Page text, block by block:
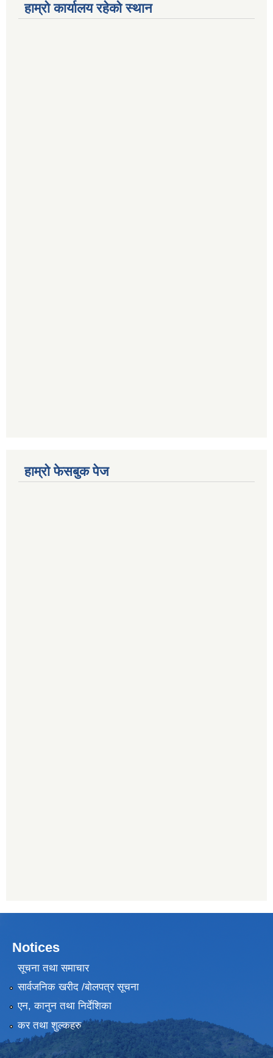
हाम्रो कार्यालय रहेको स्थान
हाम्रो फेसबुक पेज
Notices
सूचना तथा समाचार
सार्वजनिक खरीद /बोलपत्र सूचना
एन, कानुन तथा निर्देशिका
कर तथा शुल्कहरु